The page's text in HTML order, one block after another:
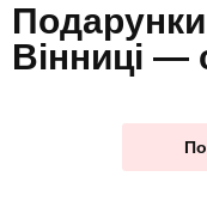
Вінниці —